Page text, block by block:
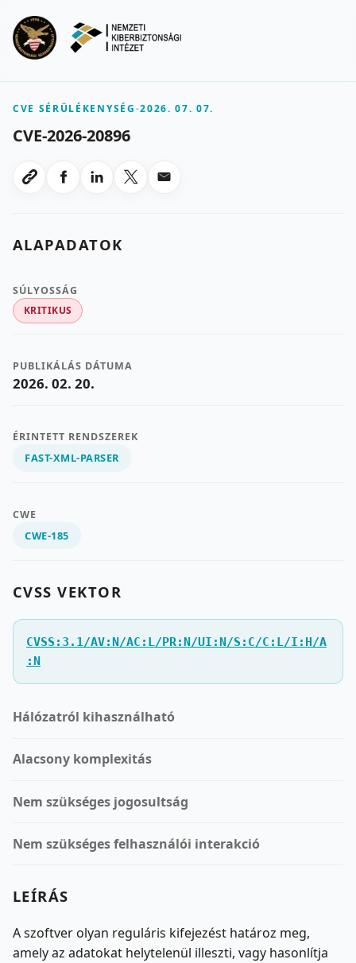
CVE SÉRÜLÉKENYSÉG-2026. 07. 07.
CVE-2026-20896
Link masolasa
Megosztas Facebookon
Megosztas LinkedInen
Megosztas X-en
Megosztas emailben
ALAPADATOK
SÚLYOSSÁG
KRITIKUS
PUBLIKÁLÁS DÁTUMA
2026. 02. 20.
ÉRINTETT RENDSZEREK
FAST-XML-PARSER
CWE
CWE-185
CVSS VEKTOR
CVSS:3.1/AV:N/AC:L/PR:N/UI:N/S:C/C:L/I:H/A
:N
Hálózatról kihasználható
Alacsony komplexitás
Nem szükséges jogosultság
Nem szükséges felhasználói interakció
LEÍRÁS
A szoftver olyan reguláris kifejezést határoz meg,
amely az adatokat helytelenül illeszti, vagy hasonlítja